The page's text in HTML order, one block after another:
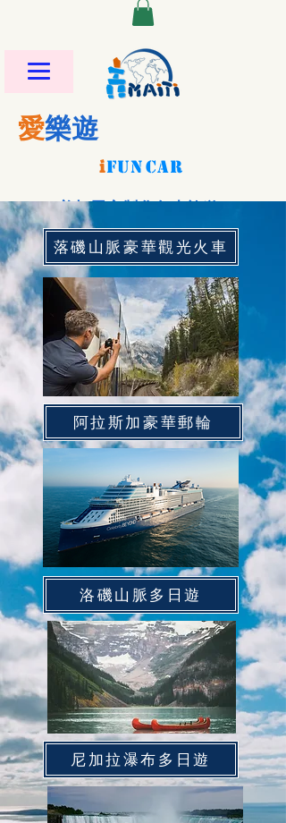
愛樂遊
iFUNCAR
美加墨客製化包車旅遊
落磯山脈豪華觀光火車
阿拉斯加豪華郵輪
洛磯山脈多日遊
尼加拉瀑布多日遊